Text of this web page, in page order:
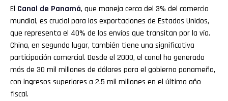
El Canal de Panamá, que maneja cerca del 3% del comercio
mundial, es crucial para las exportaciones de Estados Unidos,
que representa el 40% de los envíos que transitan por la vía.
China, en segundo lugar, también tiene una significativa
participación comercial. Desde el 2000, el canal ha generado
más de 30 mil millones de dólares para el gobierno panameño,
con ingresos superiores a 2.5 mil millones en el último año
fiscal.